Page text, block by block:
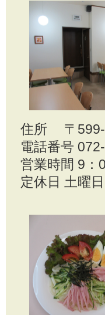
住所 〒599-
電話番号
営業時間 9：
定休日 土曜